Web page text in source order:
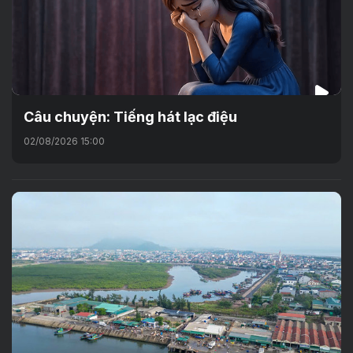
Câu chuyện: Tiếng hát lạc điệu
02/08/2026 15:00